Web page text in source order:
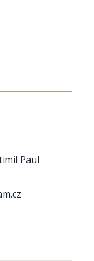
Paul